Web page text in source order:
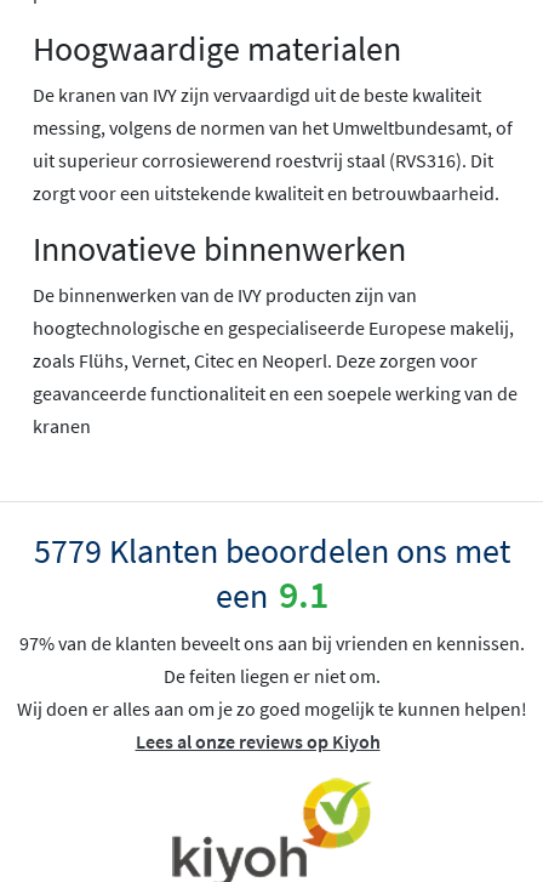
Hoogwaardige materialen
De kranen van IVY zijn vervaardigd uit de beste kwaliteit
messing, volgens de normen van het Umweltbundesamt, of
uit superieur corrosiewerend roestvrij staal (RVS316). Dit
zorgt voor een uitstekende kwaliteit en betrouwbaarheid.
Innovatieve binnenwerken
De binnenwerken van de IVY producten zijn van
hoogtechnologische en gespecialiseerde Europese makelij,
zoals Flühs, Vernet, Citec en Neoperl. Deze zorgen voor
geavanceerde functionaliteit en een soepele werking van de
kranen
5779 Klanten beoordelen ons met
een 9.1
97% van de klanten beveelt ons aan bij vrienden en kennissen.
De feiten liegen er niet om.
Wij doen er alles aan om je zo goed mogelijk te kunnen helpen!
Lees al onze reviews op Kiyoh